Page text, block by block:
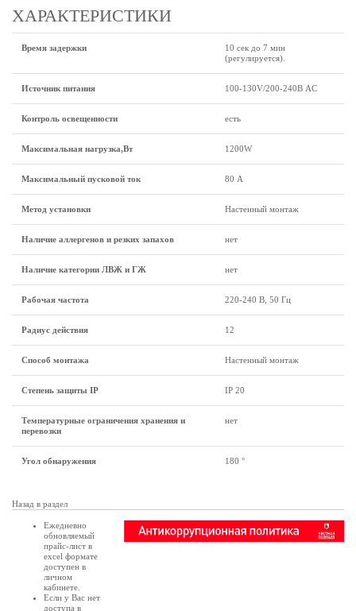
ХАРАКТЕРИСТИКИ
Время задержки
10 сек до 7 мин
(регулируется).
Источник питания 100-130V/200-240В AC
Контроль освещенности есть
Максимальная нагрузка,Вт 1200W
Максимальный пусковой ток 80 А
Метод установки Настенный монтаж
Наличие аллергенов и резких запахов нет
Наличие категории ЛВЖ и ГЖ нет
Рабочая частота 220-240 В, 50 Гц
Радиус действия 12
Способ монтажа Настенный монтаж
Степень защиты IP IP 20
Температурные ограничения хранения и
перевозки
нет
Угол обнаружения 180 °
Назад в раздел
Ежедневно
обновляемый
прайс-лист в
excel формате
доступен в
личном
кабинете
Если у Вас нет
доступа в